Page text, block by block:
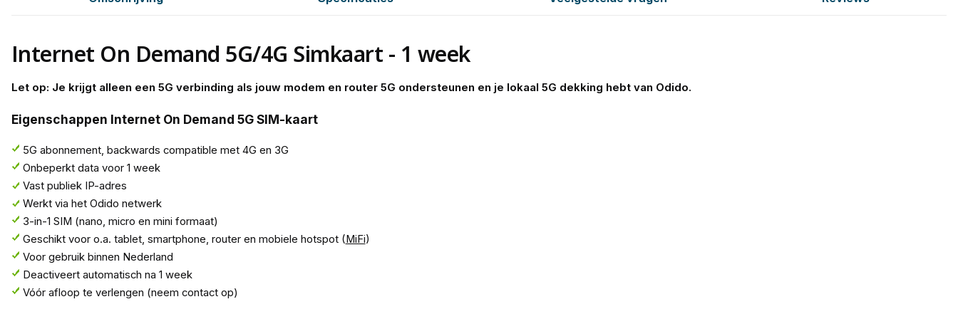
Internet On Demand 5G/4G Simkaart - 1 week
Let op: Je krijgt alleen een 5G verbinding als jouw modem en router 5G ondersteunen en je lokaal 5G dekking hebt van Odido.
Eigenschappen Internet On Demand 5G SIM-kaart
5G abonnement, backwards compatible met 4G en 3G
Onbeperkt data voor 1 week
Vast publiek IP-adres
Werkt via het Odido netwerk
3-in-1 SIM (nano, micro en mini formaat)
Geschikt voor o.a. tablet, smartphone, router en mobiele hotspot (MiFi)
Voor gebruik binnen Nederland
Deactiveert automatisch na 1 week
Vóór afloop te verlengen (neem contact op)